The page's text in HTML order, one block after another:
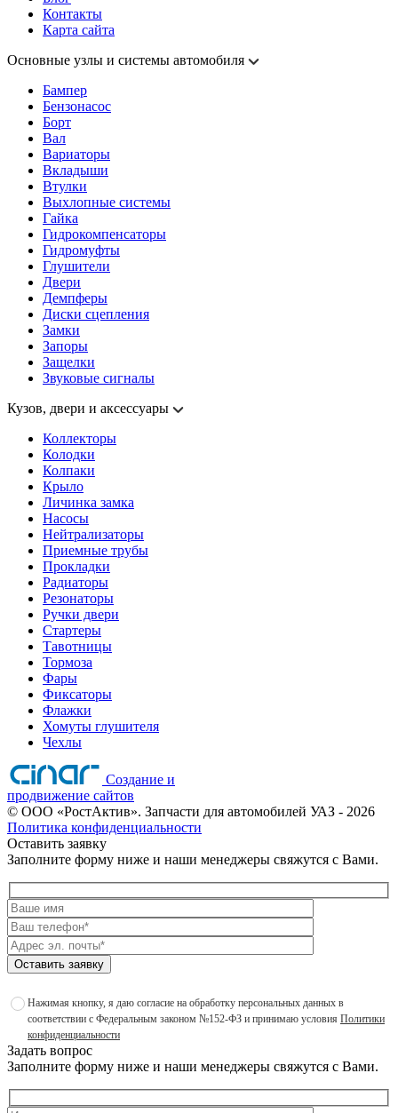
Контакты
Карта сайта
Основные узлы и системы автомобиля
Бампер
Бензонасос
Борт
Вал
Вариаторы
Вкладыши
Втулки
Выхлопные системы
Гайка
Гидрокомпенсаторы
Гидромуфты
Глушители
Двери
Демпферы
Диски сцепления
Замки
Запоры
Защелки
Звуковые сигналы
Кузов, двери и аксессуары
Коллекторы
Колодки
Колпаки
Крыло
Личинка замка
Насосы
Нейтрализаторы
Приемные трубы
Прокладки
Радиаторы
Резонаторы
Ручки двери
Стартеры
Тавотницы
Тормоза
Фары
Фиксаторы
Флажки
Хомуты глушителя
Чехлы
Создание и
продвижение сайтов
© ООО «РостАктив». Запчасти для автомобилей УАЗ - 2026
Политика конфиденциальности
Оставить заявку
Заполните форму ниже и наши менеджеры свяжутся с Вами.
Оставить заявку
Нажимая кнопку, я даю согласие на обработку персональных данных в
соответствии с Федеральным законом №152-ФЗ и принимаю условия Политики
конфиденциальности
Задать вопрос
Заполните форму ниже и наши менеджеры свяжутся с Вами.